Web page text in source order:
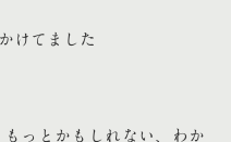
けてました
っとかもしれない、わか